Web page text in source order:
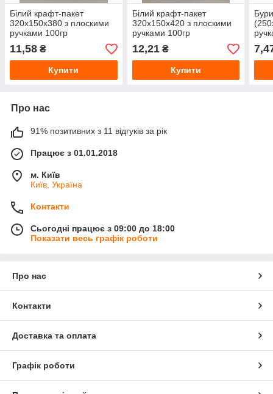
Білий крафт-пакет
320х150х380 з плоскими
ручками 100гр
11,58 ₴
Купити
Білий крафт-пакет
320х150х420 з плоскими
ручками 100гр
12,21₴
Купити
Про нас
91% позитивних з 11 відгуків за рік
Працює з 01.01.2018
м. Київ
Київ, Україна
Контакти
Сьогодні працює з 09:00 до 18:00
Показати весь графік роботи
Про нас
Контакти
Доставка та оплата
Графік роботи